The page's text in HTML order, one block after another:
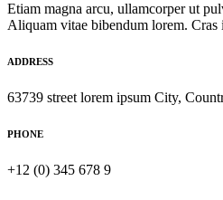
Etiam magna arcu, ullamcorper ut
Aliquam vitae bibendum lorem. Cras
ADDRESS
63739 street lorem ipsum City,
PHONE
+12 (0) 345 678 9